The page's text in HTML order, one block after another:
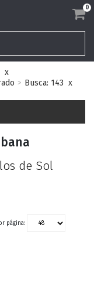
0
x
Busca: 143 x
de Sol
página: